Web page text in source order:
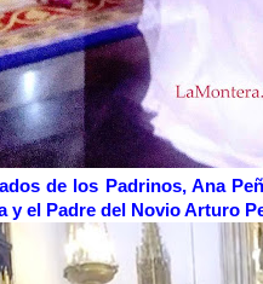
de los Padrinos, Ana
y el Padre del Novio Arturo